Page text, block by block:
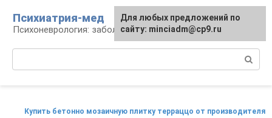
контенту
Психиатрия-мед
Психоневрология: заболевания и терапия
Купить бетонно мозаичную плитку терраццо от производителя
Для любых предложений по
сайту: minciadm@cp9.ru